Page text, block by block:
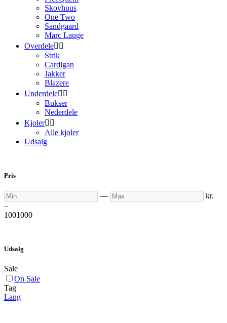
Skovhuus
One Two
Sandgaard
Marc Lauge
Overdele 
Strik
Cardigan
Jakker
Blazere
Underdele 
Bukser
Nederdele
Kjoler 
Alle kjoler
Udsalg
Pris
Min — Max
kr.
–
1001000
Udsalg
Sale
On Sale
Tag
Lang